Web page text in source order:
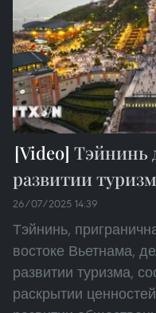
Тэйнинь
развитии
26/07/2025 14:39
Тэйнинь,
востоке Вьетнама,
развитии туризма,
раскрытии